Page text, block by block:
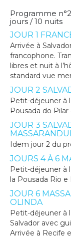
Programme
jours / 10 nuits
JOUR 1
Arrivée à
francophone.
libres et nuit à
standard vue
JOUR 2
Petit-déjeuner à
Pousada do
JOUR 3
Idem jour 2 du
JOURS 4 À 6
Petit-déjeuner à
la Pousada Rio
JOUR 6
OLINDA
Petit-déjeuner à
Salvador avec
Arrivée à Recife